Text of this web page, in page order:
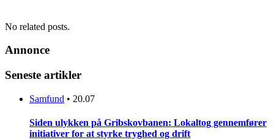
No related posts.
Annonce
Seneste artikler
Samfund • 20.07
Siden ulykken på Gribskovbanen: Lokaltog gennemfører
initiativer for at styrke tryghed og drift